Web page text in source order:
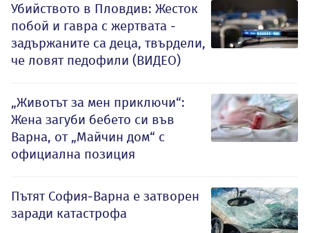
Убийството в Пловдив: Жесток
побой и гавра с жертвата -
задържаните са деца, твърдели,
че ловят педофили (ВИДЕО)
„Животът за мен приключи“:
Жена загуби бебето си във
Варна, от „Майчин дом“ с
официална позиция
Пътят София-Варна е затворен
заради катастрофа